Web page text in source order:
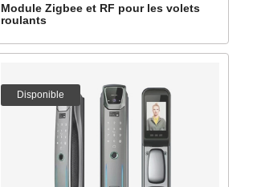
Module Zigbee et RF pour les volets
roulants
Disponible